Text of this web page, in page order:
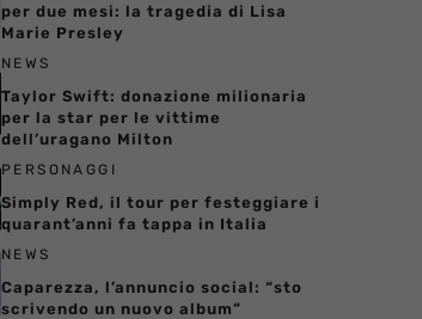
per due mesi: la tragedia di Lisa
Marie Presley
NEWS
Taylor Swift: donazione milionaria
per la star per le vittime
dell’uragano Milton
PERSONAGGI
Simply Red, il tour per festeggiare i
quarant’anni fa tappa in Italia
NEWS
Caparezza, l’annuncio social: “sto
scrivendo un nuovo album”